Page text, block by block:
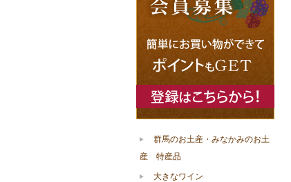
群馬のお土産・みなかみのお土
産 特産品
大きなワイン